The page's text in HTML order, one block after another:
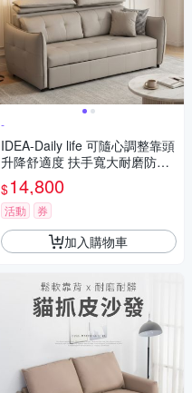
-
IDEA-Daily life 可隨心調整靠頭
升降舒適度 扶手寬大耐磨防污
防水貓抓皮沙發床/沙發椅背可
拆除 /客廳沙發床
$14,800
活動 券
加入購物車